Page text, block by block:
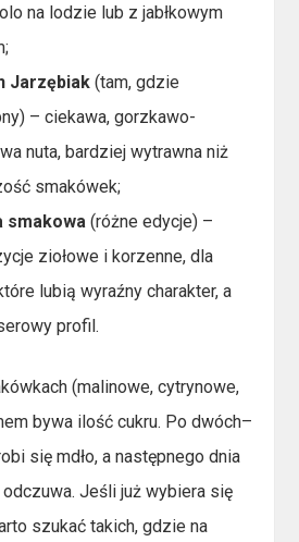
na lodzie lub z jabłkowym
Jarzębiak (tam, gdzie
– ciekawa, gorzkawo-
nuta, bardziej wytrawna niż
smakówek;
smakowa (różne edycje) –
ziołowe i korzenne, dla
lubią wyraźny charakter, a
profil.
(malinowe, cytrynowe,
bywa ilość cukru. Po dwóch–
się mdło, a następnego dnia
Jeśli już wybiera się
szukać takich, gdzie na